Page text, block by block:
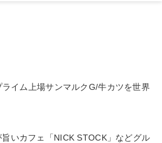
ライム上場サンマルクG/牛カツを世界
旨いカフェ「NICK STOCK」などグル